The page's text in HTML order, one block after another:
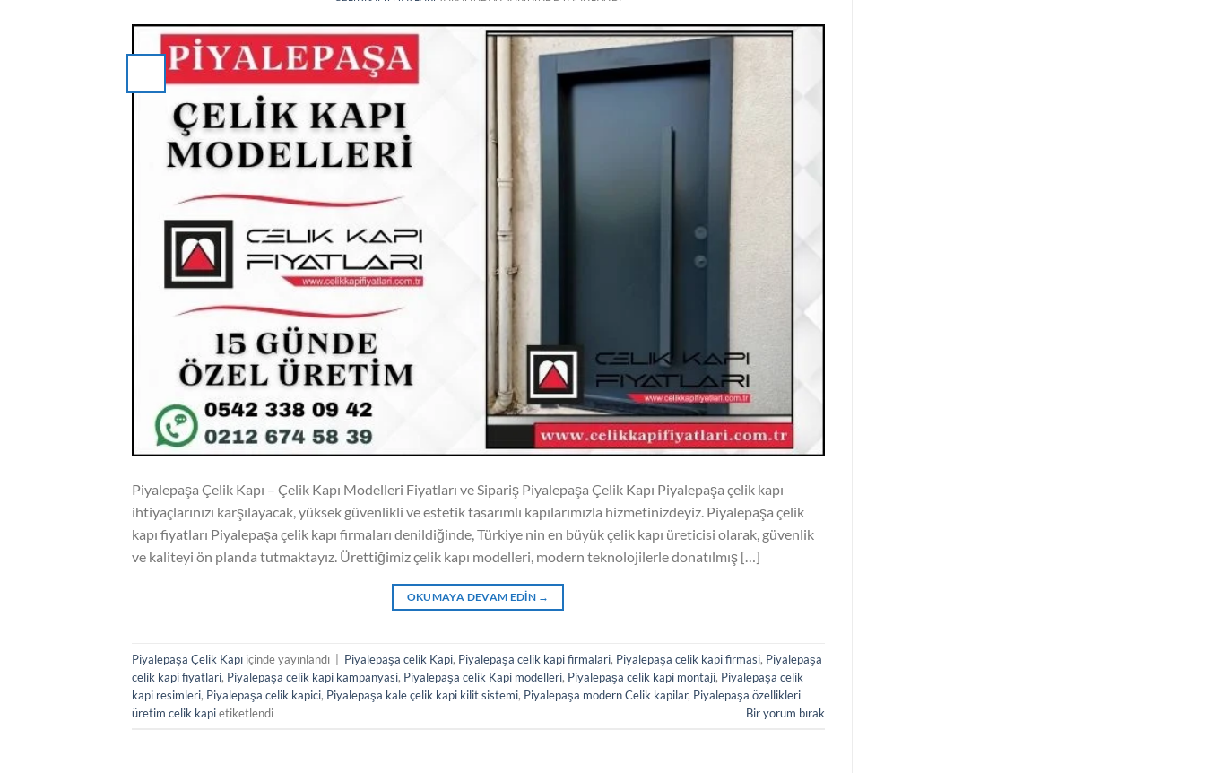
Piyalepaşa Çelik Kapı – Çelik Kapı Modelleri Fiyatları ve Sipariş Piyalepaşa Çelik Kapı Piyalepaşa çelik kapı
ihtiyaçlarınızı karşılayacak, yüksek güvenlikli ve estetik tasarımlı kapılarımızla hizmetinizdeyiz. Piyalepaşa çelik
kapı fiyatları Piyalepaşa çelik kapı firmaları denildiğinde, Türkiye nin en büyük çelik kapı üreticisi olarak, güvenlik
ve kaliteyi ön planda tutmaktayız. Ürettiğimiz çelik kapı modelleri, modern teknolojilerle donatılmış […]
OKUMAYA DEVAM EDIN →
Piyalepaşa Çelik Kapı içinde yayınlandı Piyalepaşa celik Kapi, Piyalepaşa celik kapi firmalari, Piyalepaşa celik kapi firmasi, Piyalepaşa
celik kapi fiyatlari, Piyalepaşa celik kapi kampanyasi, Piyalepaşa celik Kapi modelleri, Piyalepaşa celik kapi montaji, Piyalepaşa celik
kapi resimleri, Piyalepaşa celik kapici, Piyalepaşa kale çelik kapi kilit sistemi, Piyalepaşa modern Celik kapilar, Piyalepaşa özellikleri
üretim celik kapietiketlendi Bir yorum bırak